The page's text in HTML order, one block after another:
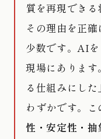
質を再現でき
その理由を正
少数です。AI
現場にありま
る仕組みにし
わずかです。こ
性・安定性・